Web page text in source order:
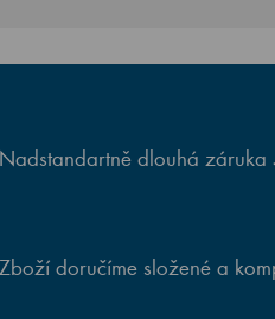
Nadstandartně dlouhá záruka
Zboží doručíme složené a